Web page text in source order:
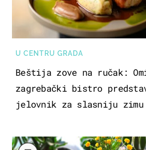
U CENTRU GRADA
Beštija zove na ručak:
zagrebački bistro
jelovnik za slasniju zimu